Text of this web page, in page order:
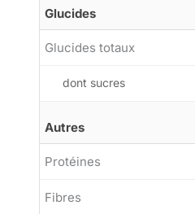
Glucides
Glucides totaux
dont sucres
Autres
Protéines
Fibres